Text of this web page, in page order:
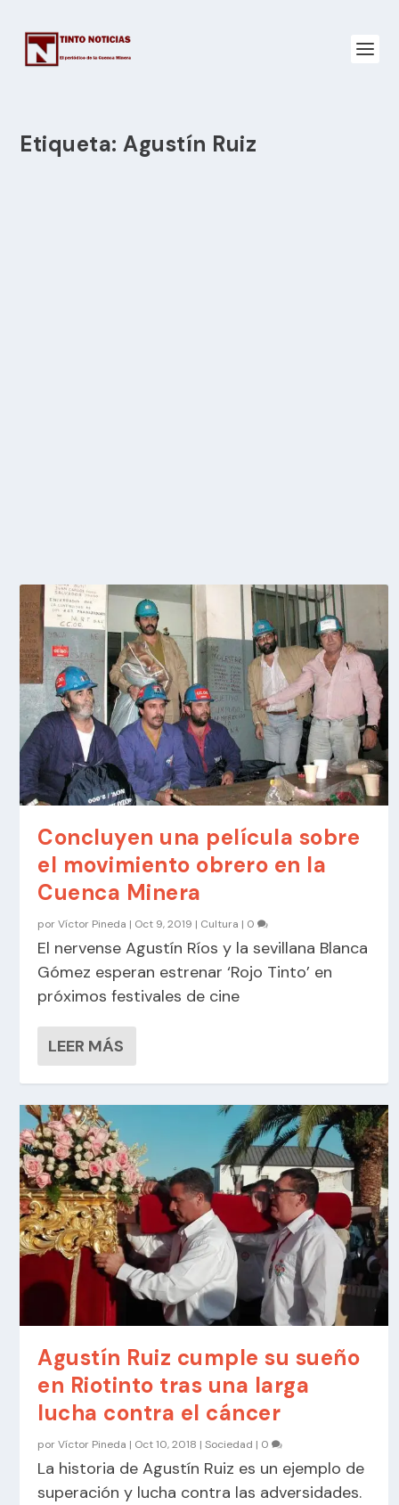
Etiqueta:Agustín Ruiz
Concluyen una película sobre
el movimiento obrero en la
Cuenca Minera
porVíctor Pineda | Oct 9, 2019 | Cultura | 0
El nervense Agustín Ríos y la sevillana Blanca
Gómez esperan estrenar ‘Rojo Tinto’ en
próximos festivales de cine
LEER MÁS
Agustín Ruiz cumple su sueño
en Riotinto tras una larga
lucha contra el cáncer
porVíctor Pineda | Oct 10, 2018 |Sociedad | 0
La historia de Agustín Ruiz es un ejemplo de
superación y lucha contra las adversidades.